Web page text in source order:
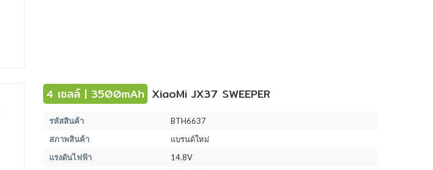
4 เซลล์ | 3500mAh XiaoMi JX37 SWEEPER
รหัสสินค้า
BTH6637
สภาพสินค้า
แบรนด์ใหม่
แรงดันไฟฟ้า
14.8V